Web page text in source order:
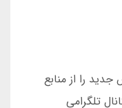
جدید را از منابع
کنید. در مارس 2025، کانال تلگرامی